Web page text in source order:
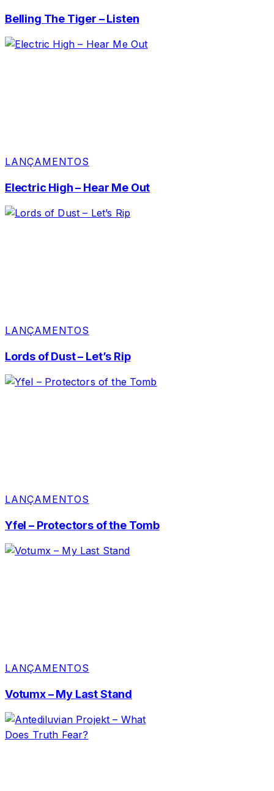
Belling The Tiger – Listen
LANÇAMENTOS
Electric High – Hear Me Out
LANÇAMENTOS
Lords of Dust – Let’s Rip
LANÇAMENTOS
Yfel – Protectors of the Tomb
LANÇAMENTOS
Votumx – My Last Stand